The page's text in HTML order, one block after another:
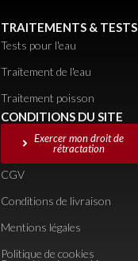
TRAITEMENTS & TESTS
Tests pour l'eau
Traitement de l'eau
Traitement poisson
CONDITIONS DU SITE
Exercer mon droit de
rétractation
CGV
Conditions de livraison
Mentions légales
Politique de cookies